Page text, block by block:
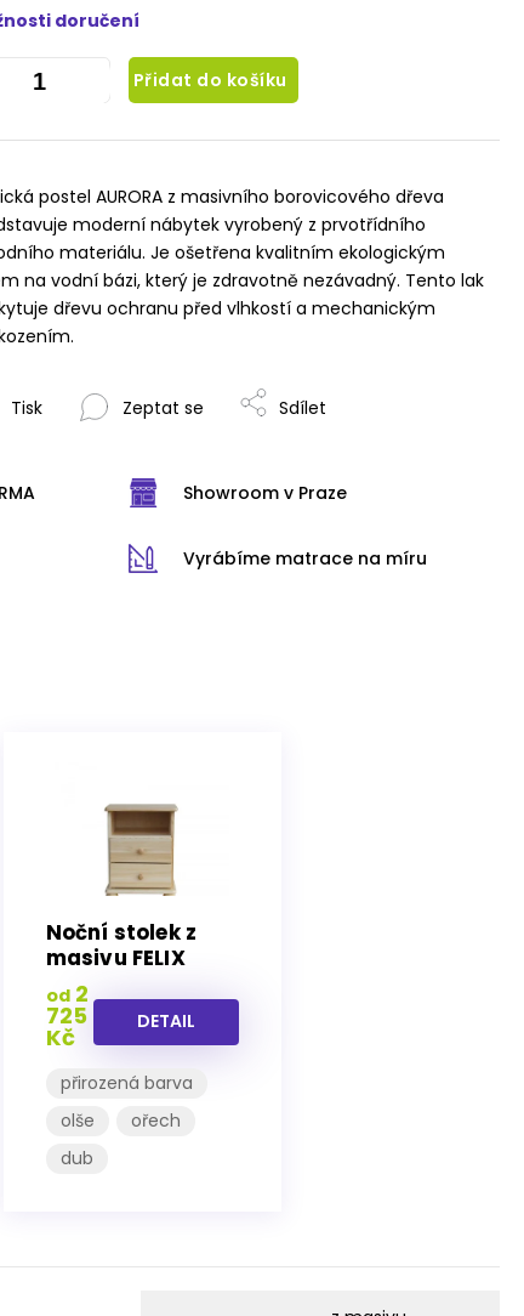
doručení
Přidat do košíku
postel AURORA z masivního borovicového dřeva
moderní nábytek vyrobený z prvotřídního
materiálu. Je ošetřena kvalitním ekologickým
na vodní bázi, který je zdravotně nezávadný. Tento lak
dřevu ochranu před vlhkostí a mechanickým
Tisk Zeptat se Sdílet
Showroom v Praze
Vyrábíme matrace na míru
Noční stolek z
masivu FELIX
od2
725
Kč
DETAIL
přirozená barva
olše
ořech
dub